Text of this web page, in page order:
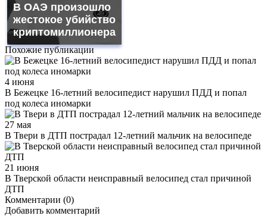
В ОАЭ произошло
жестокое убийство
криптомиллионера
Похожие публикации
4 июня
В Бежецке 16-летний велосипедист нарушил ПДД и попал
под колеса иномарки
27 мая
В Твери в ДТП пострадал 12-летний мальчик на велосипеде
21 июня
В Тверской области неисправный велосипед стал причиной
ДТП
Комментарии (0)
Добавить комментарий